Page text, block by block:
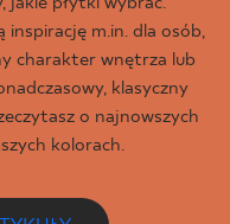
m.in. dla osób,
charakter wnętrza lub
klasyczny
o najnowszych
kolorach.